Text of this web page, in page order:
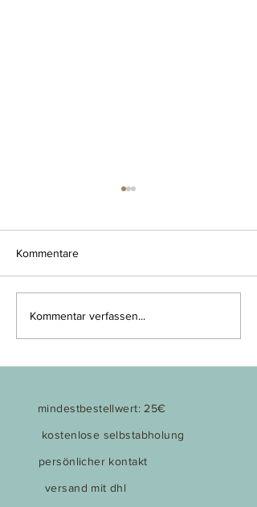
Kommentare
Kommentar verfassen...
mindestbestellwert: 25€
kostenlose selbstabholung
persönlicher kontakt
versand mit dhl